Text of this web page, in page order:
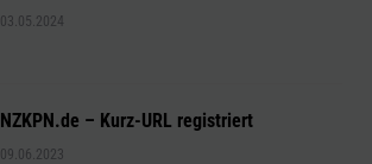
03.05.2024
NZKPN.de – Kurz-URL registriert
09.06.2023